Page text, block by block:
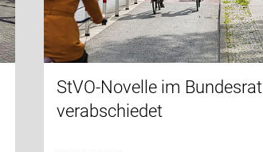
StVO-Novelle im Bundesrat
verabschiedet